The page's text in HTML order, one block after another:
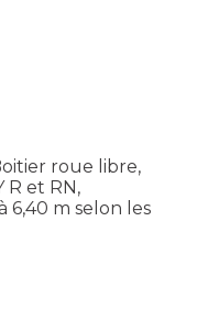
roue libre,
et RN,
m selon les